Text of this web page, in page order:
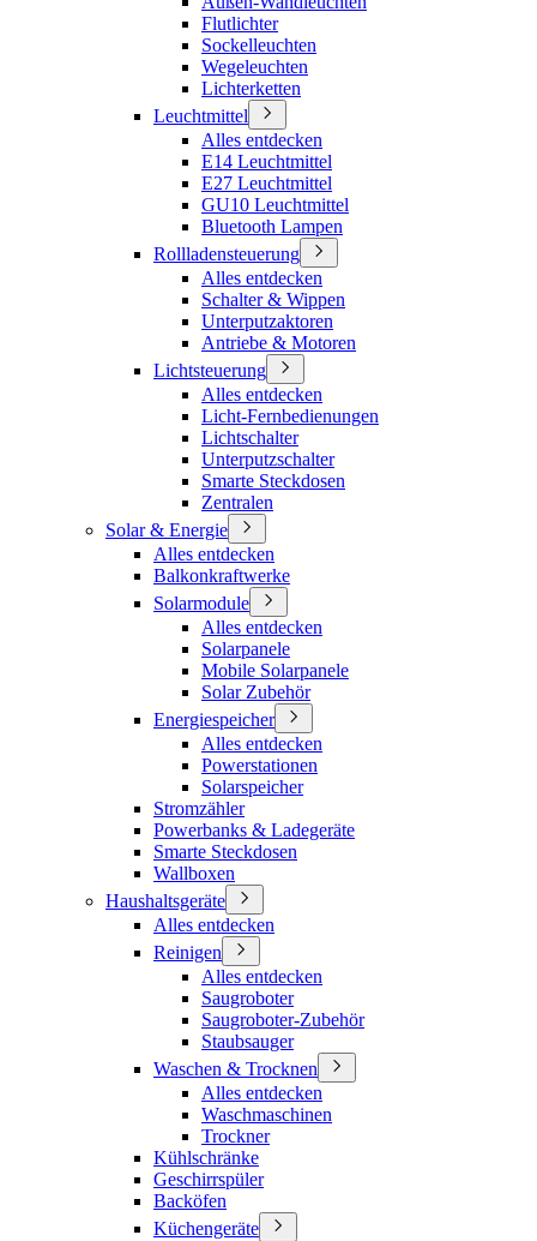
Flutlichter
Sockelleuchten
Wegeleuchten
Lichterketten
Leuchtmittel
Alles entdecken
E14 Leuchtmittel
E27 Leuchtmittel
GU10 Leuchtmittel
Bluetooth Lampen
Rollladensteuerung
Alles entdecken
Schalter & Wippen
Unterputzaktoren
Antriebe & Motoren
Lichtsteuerung
Alles entdecken
Licht-Fernbedienungen
Lichtschalter
Unterputzschalter
Smarte Steckdosen
Zentralen
Solar & Energie
Alles entdecken
Balkonkraftwerke
Solarmodule
Alles entdecken
Solarpanele
Mobile Solarpanele
Solar Zubehör
Energiespeicher
Alles entdecken
Powerstationen
Solarspeicher
Stromzähler
Powerbanks & Ladegeräte
Smarte Steckdosen
Wallboxen
Haushaltsgeräte
Alles entdecken
Reinigen
Alles entdecken
Saugroboter
Saugroboter-Zubehör
Staubsauger
Waschen & Trocknen
Alles entdecken
Waschmaschinen
Trockner
Kühlschränke
Geschirrspüler
Backöfen
Küchengeräte